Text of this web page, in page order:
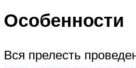
Особенности
Вся прелесть